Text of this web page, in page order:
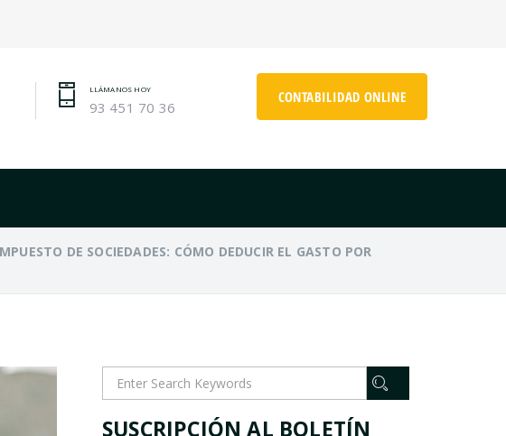
CONTABILIDAD ONLINE
LLÁMANOS HOY
93 451 70 36
DE SOCIEDADES: CÓMO DEDUCIR EL GASTO POR
SUSCRIPCIÓN AL BOLETÍN